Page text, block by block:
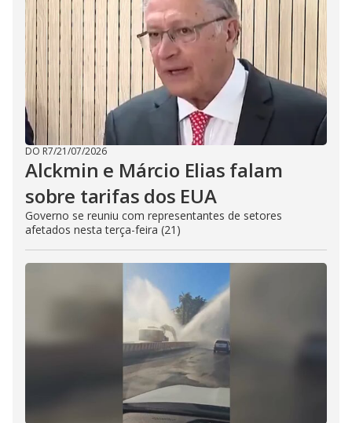
DO R7/21/07/2026
Alckmin e Márcio Elias falam
sobre tarifas dos EUA
Governo se reuniu com representantes de setores
afetados nesta terça-feira (21)